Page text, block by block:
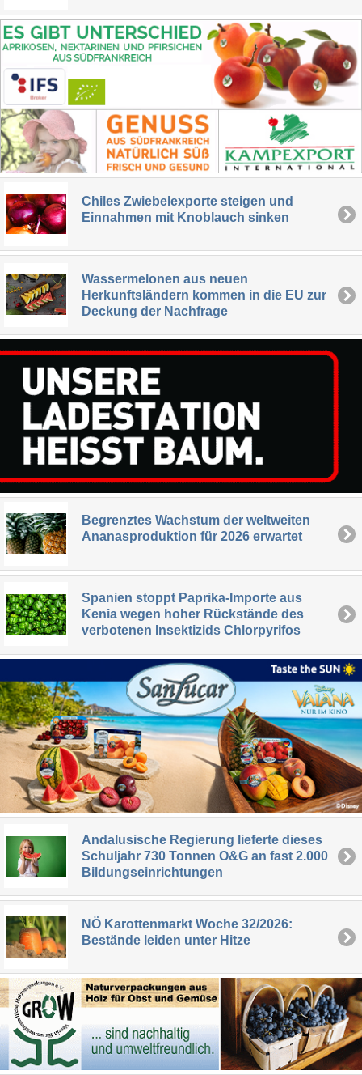
Chiles Zwiebelexporte steigen und
Einnahmen mit Knoblauch sinken
Wassermelonen aus neuen
Herkunftsländern kommen in die EU zur
Deckung der Nachfrage
Begrenztes Wachstum der weltweiten
Ananasproduktion für 2026 erwartet
Spanien stoppt Paprika-Importe aus
Kenia wegen hoher Rückstände des
verbotenen Insektizids Chlorpyrifos
Andalusische Regierung lieferte dieses
Schuljahr 730 Tonnen O&G an fast 2.000
Bildungseinrichtungen
NÖ Karottenmarkt Woche 32/2026:
Bestände leiden unter Hitze